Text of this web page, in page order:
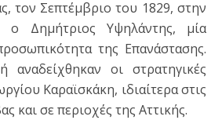
τον Σεπτέμβριο του 1829, στην
ο Δημήτριος Υψηλάντης, μία
της Επανάστασης.
αναδείχθηκαν οι στρατηγικές
Καραϊσκάκη, ιδιαίτερα στις
και σε περιοχές της Αττικής.